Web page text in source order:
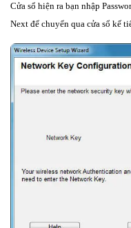
Cửa sổ hiện ra bạn nhập
Next để chuyển qua cửa sổ kế